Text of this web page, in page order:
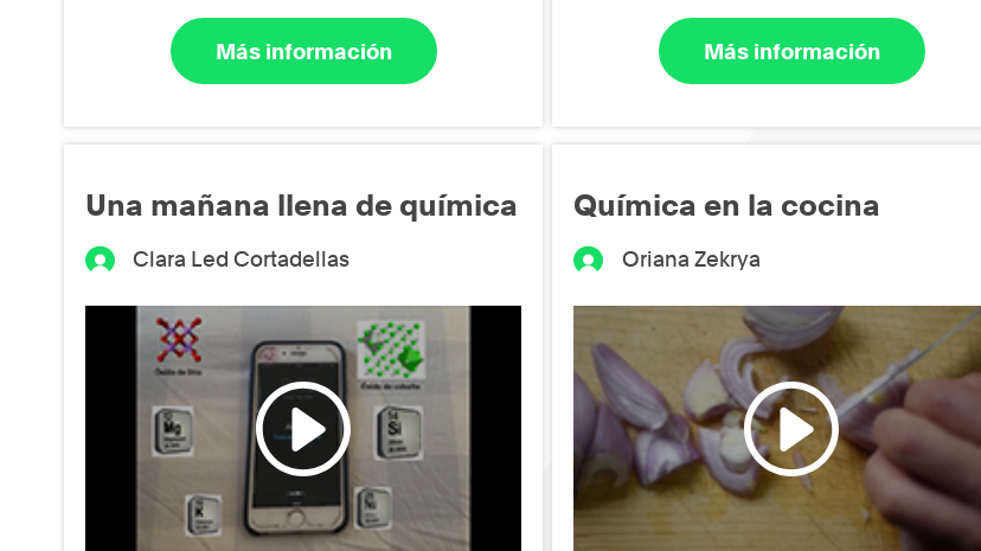
Más información Más información
Una mañana llena de química
Clara Led Cortadellas
Química en la cocina
Oriana Zekrya